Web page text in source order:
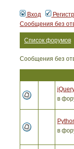
Вход
Сообщения без
Список форумов
Сообщения без
в
в